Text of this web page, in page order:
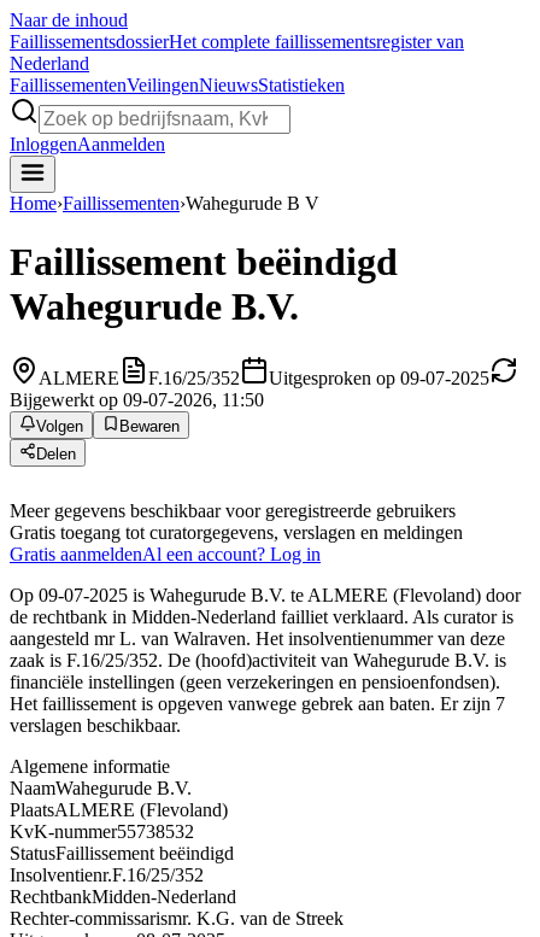
Naar de inhoud
FaillissementsdossierHet complete faillissementsregister van
Nederland
FaillissementenVeilingenNieuwsStatistieken
InloggenAanmelden
Home›Faillissementen›Wahegurude B V
Faillissement beëindigd
Wahegurude B.V.
ALMERE F.16/25/352
Uitgesproken op 09-07-2025
Bijgewerkt op 09-07-2026, 11:50
Volgen
Bewaren
Delen
Meer gegevens beschikbaar voor geregistreerde gebruikers
Gratis toegang tot curatorgegevens, verslagen en meldingen
Gratis aanmeldenAl een account? Log in
Op 09-07-2025 is Wahegurude B.V. te ALMERE (Flevoland) door
de rechtbank in Midden-Nederland failliet verklaard. Als curator is
aangesteld mr L. van Walraven. Het insolventienummer van deze
zaak is F.16/25/352. De (hoofd)activiteit van Wahegurude B.V. is
financiële instellingen (geen verzekeringen en pensioenfondsen).
Het faillissement is opgeven vanwege gebrek aan baten. Er zijn 7
verslagen beschikbaar.
Algemene informatie
NaamWahegurude B.V.
PlaatsALMERE (Flevoland)
KvK-nummer55738532
StatusFaillissement beëindigd
Insolventienr.F.16/25/352
RechtbankMidden-Nederland
Rechter-commissarismr. K.G. van de Streek